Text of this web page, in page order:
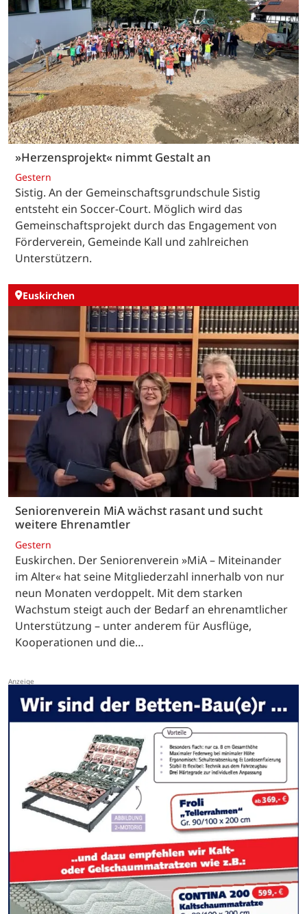
»Herzensprojekt« nimmt Gestalt an
Gestern
Sistig. An der Gemeinschaftsgrundschule Sistig
entsteht ein Soccer-Court. Möglich wird das
Gemeinschaftsprojekt durch das Engagement von
Förderverein, Gemeinde Kall und zahlreichen
Unterstützern.
Euskirchen
Seniorenverein MiA wächst rasant und sucht
weitere Ehrenamtler
Gestern
Euskirchen. Der Seniorenverein »MiA – Miteinander
im Alter« hat seine Mitgliederzahl innerhalb von nur
neun Monaten verdoppelt. Mit dem starken
Wachstum steigt auch der Bedarf an ehrenamtlicher
Unterstützung – unter anderem für Ausflüge,
Kooperationen und die…